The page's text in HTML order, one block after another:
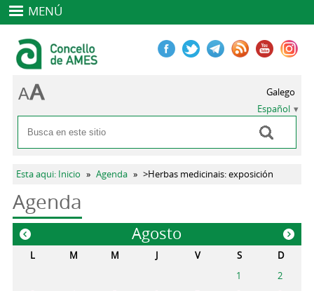
MENÚ
Formulario de búsqueda
Buscar
Galego
Español
Se encuentra usted aquí
Esta aqui: Inicio » Agenda » >Herbas medicinais: exposición
Agenda
Agosto
« »
L M M J V S
D
1
2